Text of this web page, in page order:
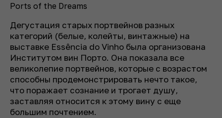
Ports of the Dreams
Дегустация старых портвейнов разных
категорий (белые, колейты, винтажные) на
выставке Essência do Vinho была организована
Институтом вин Порто. Она показала все
великолепие портвейнов, которые с возрастом
способны продемонстрировать нечто такое,
что поражает сознание и трогает душу,
заставляя относится к этому вину с еще
большим почтением.